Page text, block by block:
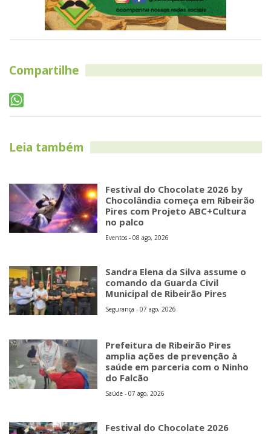
Compartilhe
Leia também
Festival do Chocolate 2026 by
Chocolândia começa em Ribeirão
Pires com Projeto ABC+Cultura
no palco
Eventos - 08 ago, 2026
Sandra Elena da Silva assume o
comando da Guarda Civil
Municipal de Ribeirão Pires
Segurança - 07 ago, 2026
Prefeitura de Ribeirão Pires
amplia ações de prevenção à
saúde em parceria com o Ninho
do Falcão
Saúde - 07 ago, 2026
Festival do Chocolate 2026